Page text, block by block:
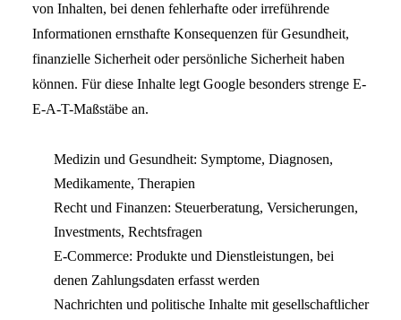
von Inhalten, bei denen fehlerhafte oder irreführende
Informationen ernsthafte Konsequenzen für Gesundheit,
finanzielle Sicherheit oder persönliche Sicherheit haben
können. Für diese Inhalte legt Google besonders strenge E-
E-A-T-Maßstäbe an.
Medizin und Gesundheit: Symptome, Diagnosen,
Medikamente, Therapien
Recht und Finanzen: Steuerberatung, Versicherungen,
Investments, Rechtsfragen
E-Commerce: Produkte und Dienstleistungen, bei
denen Zahlungsdaten erfasst werden
Nachrichten und politische Inhalte mit gesellschaftlicher